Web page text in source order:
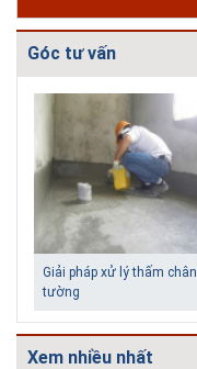
Góc tư vấn
Giải pháp xử lý thấm chân
tường
Xem nhiều nhất